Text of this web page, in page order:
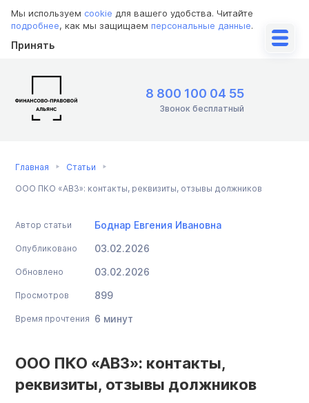
Мы используем cookie для вашего удобства. Читайте
подробнее, как мы защищаем персональные данные.
Принять
8 800 100 04 55
Звонок бесплатный
Главная Статьи
ООО ПКО «АВЗ»: контакты, реквизиты, отзывы должников
Автор статьи Боднар Евгения Ивановна
Опубликовано 03.02.2026
Обновлено 03.02.2026
Просмотров 899
Время прочтения 6 минут
ООО ПКО «АВЗ»: контакты,
реквизиты, отзывы должников